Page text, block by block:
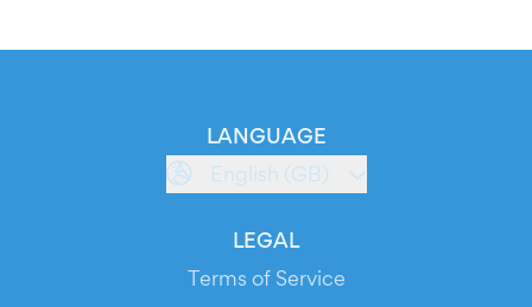
LANGUAGE
English (GB)
LEGAL
Terms of Service